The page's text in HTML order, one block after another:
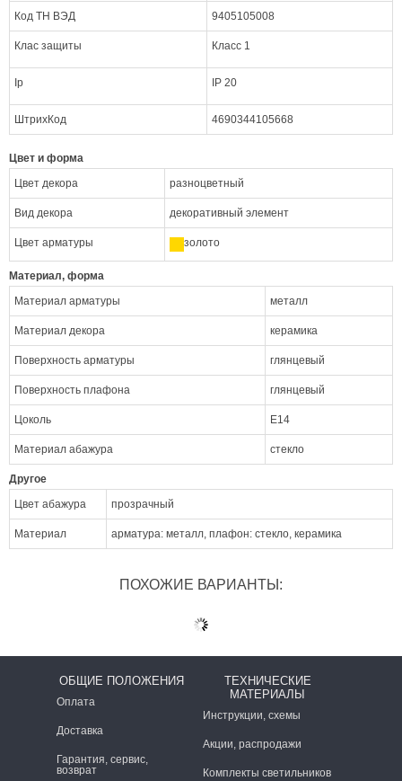
Код ТН ВЭД 9405105008
Клас защиты Класс 1
Ip IP 20
ШтрихКод 4690344105668
Цвет и форма
Цвет декора
разноцветный
Вид декора декоративный элемент
Цвет арматуры золото
Материал, форма
Материал арматуры
металл
Материал декора керамика
Поверхность арматуры глянцевый
Поверхность плафона глянцевый
Цоколь E14
Материал абажура стекло
Другое
Цвет абажура
прозрачный
Материал арматура: металл, плафон: стекло, керамика
ПОХОЖИЕ ВАРИАНТЫ:
ОБЩИЕ ПОЛОЖЕНИЯ
Оплата
Доставка
Гарантия, сервис,
возврат
ТЕХНИЧЕСКИЕ
МАТЕРИАЛЫ
Инструкции, схемы
Акции, распродажи
Комплекты светильников